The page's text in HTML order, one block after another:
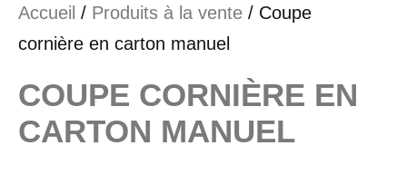
Accueil / Produits à la vente / Coupe
cornière en carton manuel
COUPE CORNIÈRE EN
CARTON MANUEL